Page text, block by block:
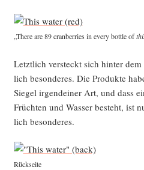
„The­re are 89 cran­ber­ries in every bot­t­le of
Letzt­lich ver­steckt sich hin­ter
lich beson­de­res. Die Pro­duk­te
Sie­gel irgend­ei­ner Art, und dass
Früch­ten und Was­ser besteht, ist
lich besonderes.
Rück­sei­te